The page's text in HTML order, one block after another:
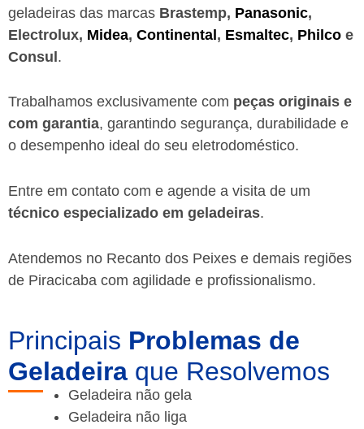
geladeiras das marcas Brastemp, Panasonic,
Electrolux, Midea, Continental, Esmaltec, Philco e
Consul.
Trabalhamos exclusivamente com peças originais e
com garantia, garantindo segurança, durabilidade e
o desempenho ideal do seu eletrodoméstico.
Entre em contato com e agende a visita de um
técnico especializado em geladeiras.
Atendemos no Recanto dos Peixes e demais regiões
de Piracicaba com agilidade e profissionalismo.
Principais Problemas de
Geladeira que Resolvemos
Geladeira não gela
Geladeira não liga